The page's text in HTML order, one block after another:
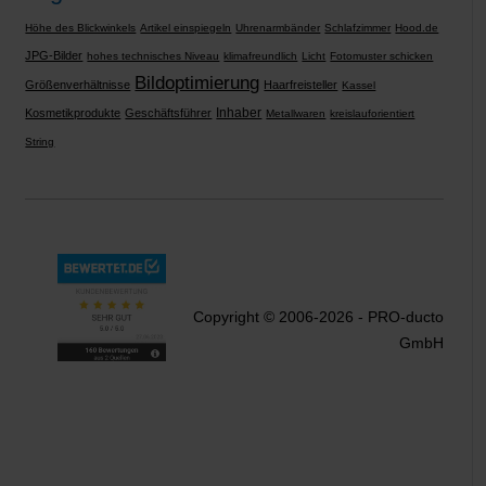
Höhe des Blickwinkels Artikel einspiegeln Uhrenarmbänder Schlafzimmer Hood.de
JPG-Bilder hohes technisches Niveau klimafreundlich Licht Fotomuster schicken
Größenverhältnisse Bildoptimierung Haarfreisteller Kassel
Kosmetikprodukte Geschäftsführer Inhaber Metallwaren kreislauforientiert
String
Copyright © 2006-2026 - PRO-ducto
GmbH